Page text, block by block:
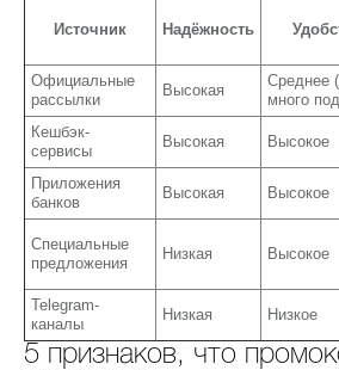
Источник Надёжность
Официальные
рассылки
Высокая
Среднее
много
Кешбэк-
сервисы
Высокая Высокое
Приложения
банков
Высокая Высокое
Специальные
предложения
Низкая Высокое
Telegram-
каналы
Низкая Низкое
5 признаков, что